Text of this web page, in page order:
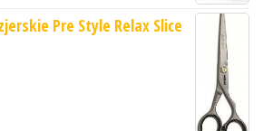
Pre Style Relax Slice